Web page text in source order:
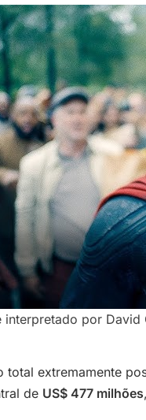
interpretado por David
total extremamente
de US$ 477 milhões